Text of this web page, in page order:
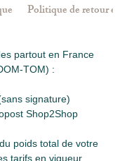
Politique de retour et
partout en France
TOM) :
signature)
Shop2Shop
poids total de votre
tarifs en vigueur